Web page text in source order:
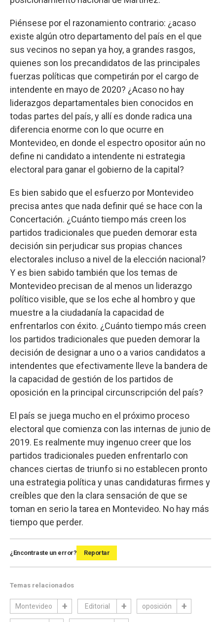
Piénsese por el razonamiento contrario: ¿acaso
existe algún otro departamento del país en el que
sus vecinos no sepan ya hoy, a grandes rasgos,
quienes son los precandidatos de las principales
fuerzas políticas que competirán por el cargo de
intendente en mayo de 2020? ¿Acaso no hay
liderazgos departamentales bien conocidos en
todas partes del país, y allí es donde radica una
diferencia enorme con lo que ocurre en
Montevideo, en donde el espectro opositor aún no
define ni candidato a intendente ni estrategia
electoral para ganar el gobierno de la capital?
Es bien sabido que el esfuerzo por Montevideo
precisa antes que nada definir qué se hace con la
Concertación. ¿Cuánto tiempo más creen los
partidos tradicionales que pueden demorar esta
decisión sin perjudicar sus propias chances
electorales incluso a nivel de la elección nacional?
Y es bien sabido también que los temas de
Montevideo precisan de al menos un liderazgo
político visible, que se los eche al hombro y que
muestre a la ciudadanía la capacidad de
enfrentarlos con éxito. ¿Cuánto tiempo más creen
los partidos tradicionales que pueden demorar la
decisión de designar a uno o a varios candidatos a
intendentes que efectivamente lleve la bandera de
la capacidad de gestión de los partidos de
oposición en la principal circunscripción del país?
El país se juega mucho en el próximo proceso
electoral que comienza con las internas de junio de
2019. Es realmente muy ingenuo creer que los
partidos tradicionales pueden enfrentarlo con
chances ciertas de triunfo si no establecen pronto
una estrategia política y unas candidaturas firmes y
creíbles que den la clara sensación de que se
toman en serio la tarea en Montevideo. No hay más
tiempo que perder.
¿Encontraste un error? Reportar
Temas relacionados
Montevideo Editorial oposición